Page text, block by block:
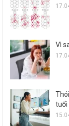
Vì
tuổi